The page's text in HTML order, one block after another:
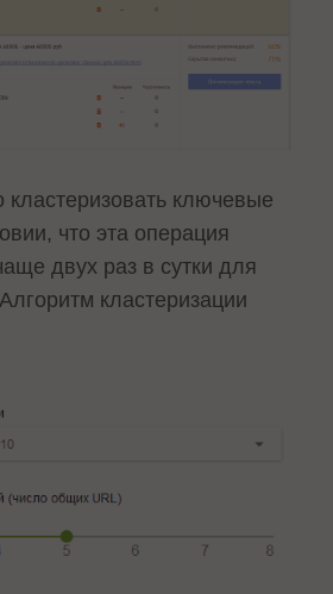
ключевые
что эта операция
двух раз в сутки для
кластеризации